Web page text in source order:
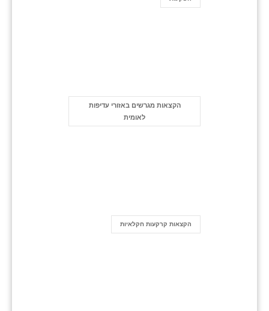
הקצאות מגרשים באזורי עדיפות
לאומית
הקצאות קרקעות חקלאיות